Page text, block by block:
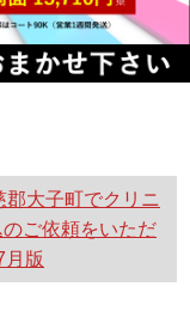
郡大子町でクリニ
ご依頼をいただ
月版